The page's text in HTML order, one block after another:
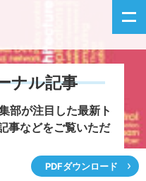
ナル記事
部が注目した最新ト
事などをご覧いただ
PDFダウンロード